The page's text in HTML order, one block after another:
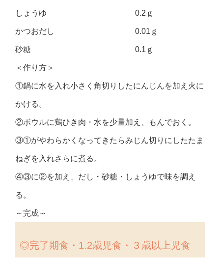
しょうゆ 0.2ｇ
かつおだし 0.01ｇ
砂糖 0.1ｇ
＜作り方＞
①鍋に水を入れ小さく角切りしたにんじんを加え火に
かける。
②ボウルに鶏ひき肉・水を少量加え、もんでおく。
③①がやわらかくなってきたらみじん切りにしたたま
ねぎを入れさらに煮る。
④③に②を加え、だし・砂糖・しょうゆで味を調え
る。
～完成～
◎完了期食・1.2歳児食・３歳以上児食